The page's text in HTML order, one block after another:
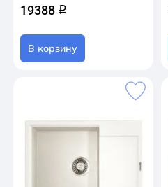
19388 q
В корзину